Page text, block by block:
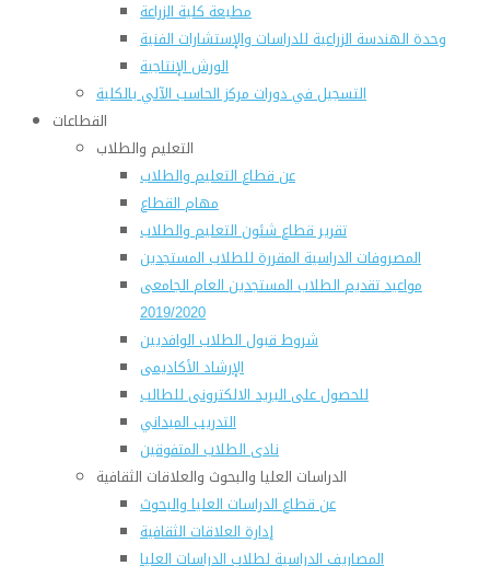
مطبعة كلية الزراعة
وحدة الهندسة الزراعية للدراسات والإستشارات الفنية
الورش الإنتاجية
التسجيل في دورات مركز الحاسب الآلي بالكلية
القطاعات
التعليم والطلاب
عن قطاع التعليم والطلاب
مهام القطاع
تقرير قطاع شئون التعليم والطلاب
المصروفات الدراسية المقررة للطلاب المستجدين
مواعيد تقديم الطلاب المستجدين العام الجامعى
2019/2020
شروط قبول الطلاب الوافديين
الإرشاد الأكاديمى
للحصول على البريد الالكترونى للطالب
التدريب الميداني
نادى الطلاب المتفوقين
الدراسات العليا والبحوث والعلاقات الثقافية
عن قطاع الدراسات العليا والبحوث
إدارة العلاقات الثقافية
المصاريف الدراسية لطلاب الدراسات العليا